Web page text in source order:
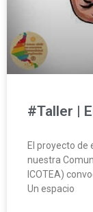
#Taller |
El proyecto de
nuestra
ICOTEA)
Un espacio